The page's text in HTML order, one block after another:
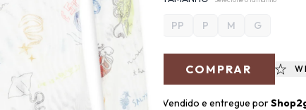
PP P M G
COMPRAR
Vendido e entregue por